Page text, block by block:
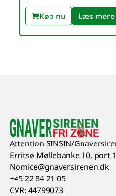
Køb nu Læs mere
Attention SINSIN/
Erritsø Møllebanke 10, port
Nomice@gnaversirenen.dk
+45 22 84 21 05
CVR: 44799073